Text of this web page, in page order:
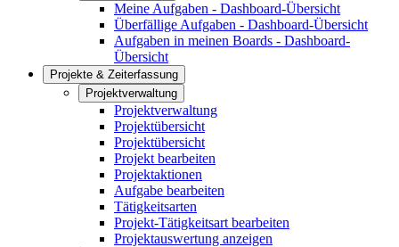
Meine Aufgaben - Dashboard-Übersicht
Überfällige Aufgaben - Dashboard-Übersicht
Aufgaben in meinen Boards - Dashboard-
Übersicht
Projekte & Zeiterfassung
Projektverwaltung
Projektverwaltung
Projektübersicht
Projektübersicht
Projekt bearbeiten
Projektaktionen
Aufgabe bearbeiten
Tätigkeitsarten
Projekt-Tätigkeitsart bearbeiten
Projektauswertung anzeigen